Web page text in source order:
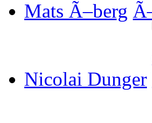
Mats Ã–berg
Nicolai Dunger